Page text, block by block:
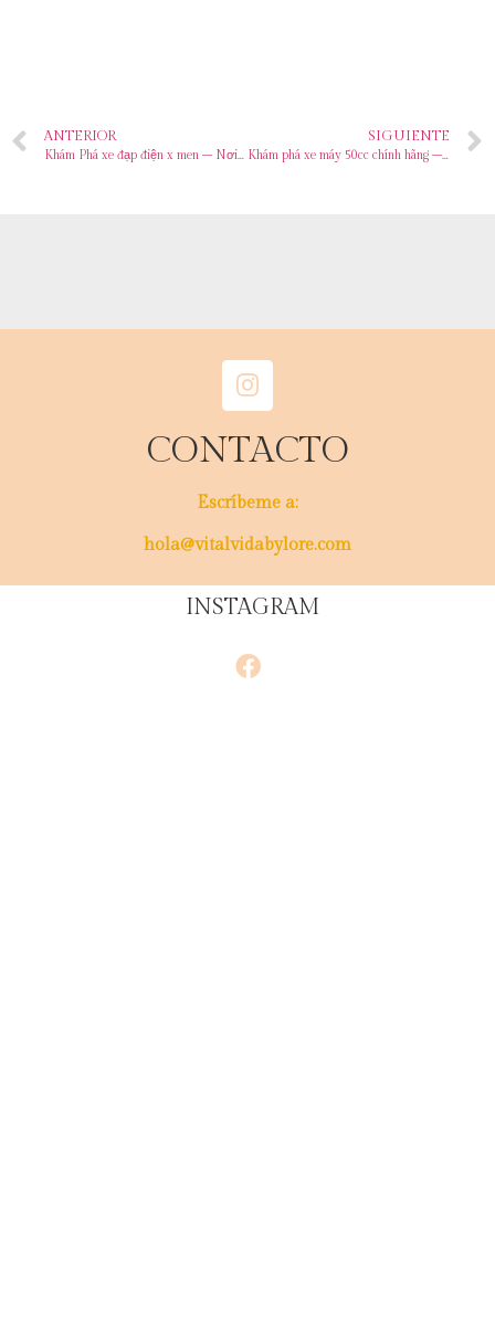
ANTERIOR SIGUIENTE
Khám phá xe máy 50cc chính hãng – Bí mật giải trí đỉnh cao
CONTACTO
Escríbeme a:
hola@vitalvidabylore.com
INSTAGRAM